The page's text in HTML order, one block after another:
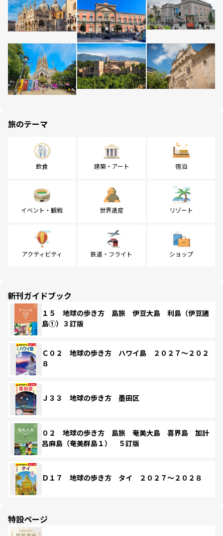
旅のテーマ
飲食 建築・アート 宿泊
イベント・観戦 世界遺産 リゾート
アクティビティ 鉄道・フライト ショップ
新刊ガイドブック
１５ 地球の歩き方 島旅 伊豆大島 利島（伊豆諸
島①）３訂版
Ｃ０２ 地球の歩き方 ハワイ島 ２０２７～２０２
８
Ｊ３３ 地球の歩き方 墨田区
０２ 地球の歩き方 島旅 奄美大島 喜界島 加計
呂麻島（奄美群島１） ５訂版
Ｄ１７ 地球の歩き方 タイ ２０２７～２０２８
特設ページ